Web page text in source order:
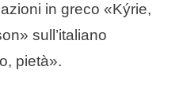
in greco «Kýrie,
sull’italiano
pietà».